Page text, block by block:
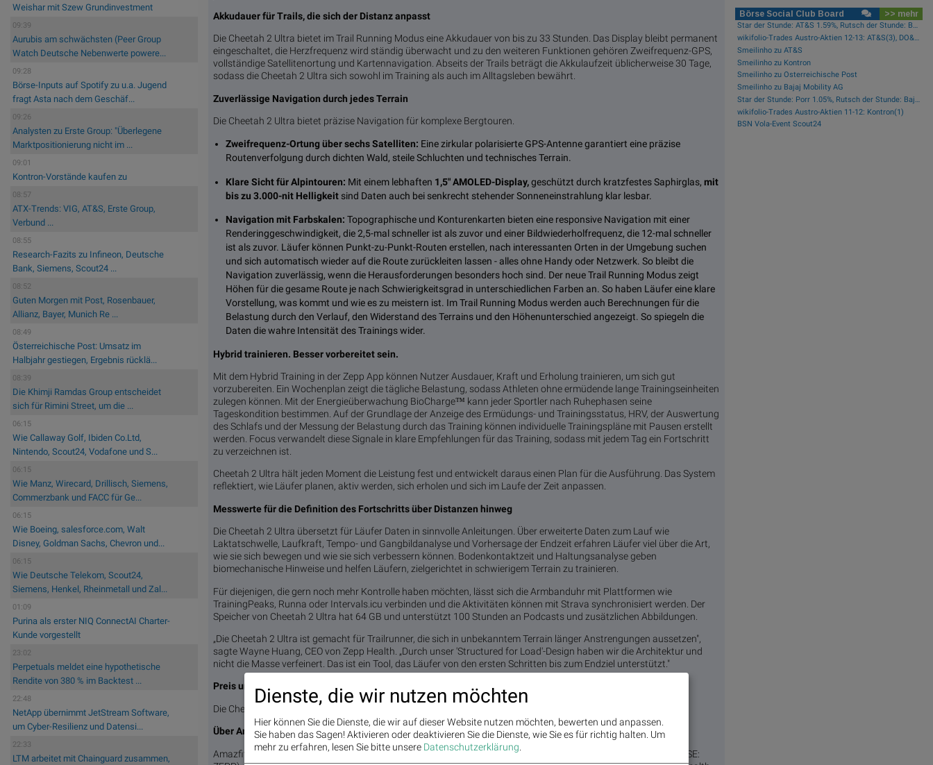
Weishar mit Szew Grundinvestment
09:39
Aurubis am schwächsten (Peer Group
Watch Deutsche Nebenwerte powere...
09:28
Börse-Inputs auf Spotify zu u.a. Jugend
fragt Asta nach dem Geschäf...
09:26
Analysten zu Erste Group: "Überlegene
Marktpositionierung nicht im ...
09:01
Kontron-Vorstände kaufen zu
08:57
ATX-Trends: VIG, AT&S, Erste Group,
Verbund ...
08:55
Research-Fazits zu Infineon, Deutsche
Bank, Siemens, Scout24 ...
08:52
Guten Morgen mit Post, Rosenbauer,
Allianz, Bayer, Munich Re ...
08:49
Österreichische Post: Umsatz im
Halbjahr gestiegen, Ergebnis rücklä...
08:39
Die Khimji Ramdas Group entscheidet
sich für Rimini Street, um die ...
06:15
Wie Callaway Golf, Ibiden Co.Ltd,
Nintendo, Scout24, Vodafone und S...
06:15
Wie Manz, Wirecard, Drillisch, Siemens,
Commerzbank und FACC für Ge...
06:15
Wie Boeing, salesforce.com, Walt
Disney, Goldman Sachs, Chevron und...
06:15
Wie Deutsche Telekom, Scout24,
Siemens, Henkel, Rheinmetall und Zal...
01:09
Purina als erster NIQ ConnectAI Charter-
Kunde vorgestellt
23:02
Perpetuals meldet eine hypothetische
Rendite von 380 % im Backtest ...
22:48
NetApp übernimmt JetStream Software,
um Cyber-Resilienz und Datensi...
22:33
LTM arbeitet mit Chainguard zusammen,
Akkudauer für Trails, die sich der Distanz anpasst
Die Cheetah 2 Ultra bietet im Trail Running Modus eine Akkudauer von bis zu 33 Stunden. Das Display bleibt permanent
eingeschaltet, die Herzfrequenz wird ständig überwacht und zu den weiteren Funktionen gehören Zweifrequenz-GPS,
vollständige Satellitenortung und Kartennavigation. Abseits der Trails beträgt die Akkulaufzeit üblicherweise 30 Tage,
sodass die Cheetah 2 Ultra sich sowohl im Training als auch im Alltagsleben bewährt.
Zuverlässige Navigation durch jedes Terrain
Die Cheetah 2 Ultra bietet präzise Navigation für komplexe Bergtouren.
Zweifrequenz-Ortung über sechs Satelliten: Eine zirkular polarisierte GPS-Antenne garantiert eine präzise
Routenverfolgung durch dichten Wald, steile Schluchten und technisches Terrain.
Klare Sicht für Alpintouren: Mit einem lebhaften 1,5" AMOLED-Display,geschützt durch kratzfestes Saphirglas,mit
bis zu 3.000-nit Helligkeit sind Daten auch bei senkrecht stehender Sonneneinstrahlung klar lesbar.
Navigation mit Farbskalen: Topographische und Konturenkarten bieten eine responsive Navigation mit einer
Renderinggeschwindigkeit, die 2,5-mal schneller ist als zuvor und einer Bildwiederholfrequenz, die 12-mal schneller
ist als zuvor. Läufer können Punkt-zu-Punkt-Routen erstellen, nach interessanten Orten in der Umgebung suchen
und sich automatisch wieder auf die Route zurückleiten lassen - alles ohne Handy oder Netzwerk. So bleibt die
Navigation zuverlässig, wenn die Herausforderungen besonders hoch sind. Der neue Trail Running Modus zeigt
Höhen für die gesame Route je nach Schwierigkeitsgrad in unterschiedlichen Farben an. So haben Läufer eine klare
Vorstellung, was kommt und wie es zu meistern ist. Im Trail Running Modus werden auch Berechnungen für die
Belastung durch den Verlauf, den Widerstand des Terrains und den Höhenunterschied angezeigt. So spiegeln die
Daten die wahre Intensität des Trainings wider.
Hybrid trainieren. Besser vorbereitet sein.
Mit dem Hybrid Training in der Zepp App können Nutzer Ausdauer, Kraft und Erholung trainieren, um sich gut
vorzubereiten. Ein Wochenplan zeigt die tägliche Belastung, sodass Athleten ohne ermüdende lange Trainingseinheiten
zulegen können. Mit der Energieüberwachung BioCharge™ kann jeder Sportler nach Ruhephasen seine
Tageskondition bestimmen. Auf der Grundlage der Anzeige des Ermüdungs- und Trainingsstatus, HRV, der Auswertung
des Schlafs und der Messung der Belastung durch das Training können individuelle Trainingspläne mit Pausen erstellt
werden. Focus verwandelt diese Signale in klare Empfehlungen für das Training, sodass mit jedem Tag ein Fortschritt
zu verzeichnen ist.
Cheetah 2 Ultra hält jeden Moment die Leistung fest und entwickelt daraus einen Plan für die Ausführung. Das System
reflektiert, wie Läufer planen, aktiv werden, sich erholen und sich im Laufe der Zeit anpassen.
Messwerte für die Definition des Fortschritts über Distanzen hinweg
Die Cheetah 2 Ultra übersetzt für Läufer Daten in sinnvolle Anleitungen. Über erweiterte Daten zum Lauf wie
Laktatschwelle, Laufkraft, Tempo- und Gangbildanalyse und Vorhersage der Endzeit erfahren Läufer viel über die Art,
wie sie sich bewegen und wie sie sich verbessern können. Bodenkontaktzeit und Haltungsanalyse geben
biomechanische Hinweise und helfen Läufern, zielgerichtet in schwierigem Terrain zu trainieren.
Für diejenigen, die gern noch mehr Kontrolle haben möchten, lässt sich die Armbanduhr mit Plattformen wie
TrainingPeaks, Runna oder Intervals.icu verbinden und die Aktivitäten können mit Strava synchronisiert werden. Der
Speicher von Cheetah 2 Ultra hat 64 GB und unterstützt 100 Stunden an Podcasts und zusätzlichen Abbildungen.
„Die Cheetah 2 Ultra ist gemacht für Trailrunner, die sich in unbekanntem Terrain länger Anstrengungen aussetzen",
sagte Wayne Huang, CEO von Zepp Health. „Durch unser 'Structured for Load'-Design haben wir die Architektur und
nicht die Masse verfeinert. Das ist ein Tool, das Läufer von den ersten Schritten bis zum Endziel unterstützt."
Preis und Verfügbarkeit
Die Cheetah 2 Ultra ist ab dem 13. Mai 2026 zu einem Preis von $599,99 auf Amazfit.com verfügbar.
Über Amazfit
Amazfit, ein weltweiter Marktführer bei intelligenten Wearables und Fitnessgeräten, ist Teil von Zepp Health (NYSE:
Börse Social Club Board >> mehr
Star der Stunde: AT&S 1.59%, Rutsch der Stunde: Bajaj Mobility AG -5.77%
wikifolio-Trades Austro-Aktien 12-13: AT&S(3), DO&CO(1), VIG(1), Kontron(1)
Smeilinho zu AT&S
Smeilinho zu Kontron
Smeilinho zu Österreichische Post
Smeilinho zu Bajaj Mobility AG
Star der Stunde: Porr 1.05%, Rutsch der Stunde: Bajaj Mobility AG -1.02%
wikifolio-Trades Austro-Aktien 11-12: Kontron(1)
BSN Vola-Event Scout24
Dienste, die wir nutzen möchten
Hier können Sie die Dienste, die wir auf dieser Website nutzen möchten, bewerten und anpassen.
Sie haben das Sagen! Aktivieren oder deaktivieren Sie die Dienste, wie Sie es für richtig halten. Um
mehr zu erfahren, lesen Sie bitte unsere Datenschutzerklärung.